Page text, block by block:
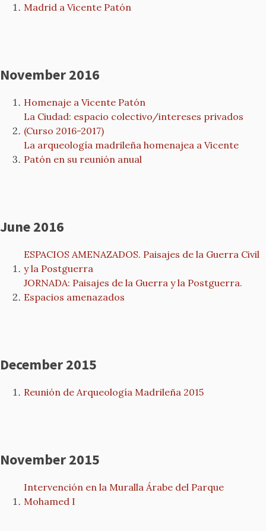
Madrid a Vicente Patón
November 2016
Homenaje a Vicente Patón
La Ciudad: espacio colectivo/intereses privados
(Curso 2016-2017)
La arqueología madrileña homenajea a Vicente
Patón en su reunión anual
June 2016
ESPACIOS AMENAZADOS. Paisajes de la Guerra Civil
y la Postguerra
JORNADA: Paisajes de la Guerra y la Postguerra.
Espacios amenazados
December 2015
Reunión de Arqueología Madrileña 2015
November 2015
Intervención en la Muralla Árabe del Parque
Mohamed I